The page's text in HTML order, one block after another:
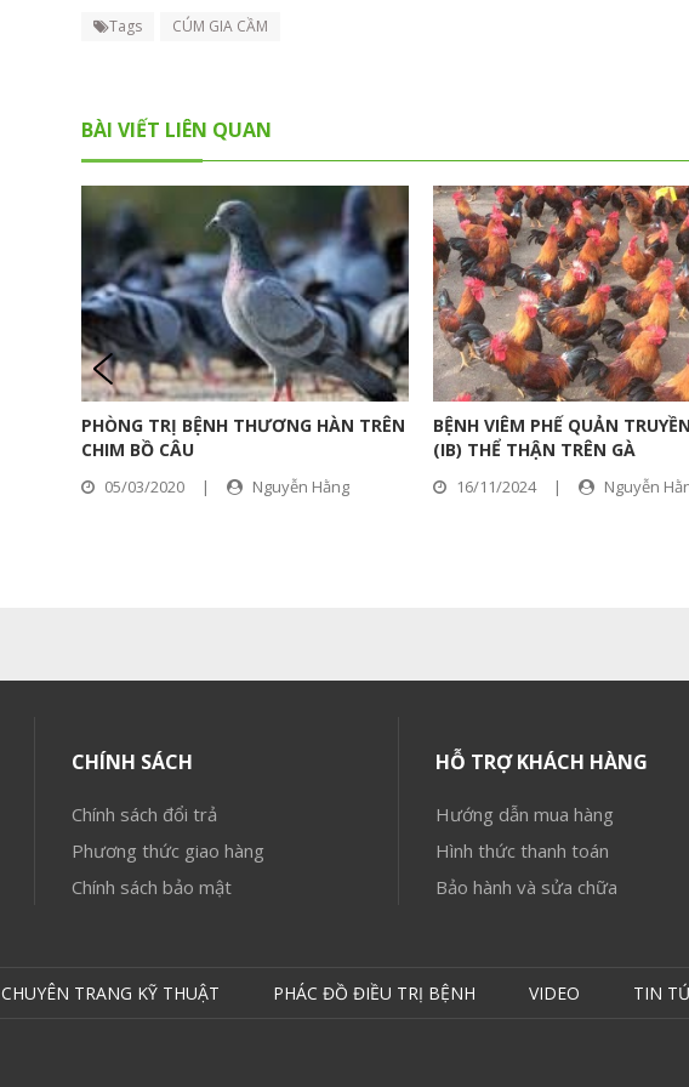
Tags CÚM GIA CẦM
BÀI VIẾT LIÊN QUAN
PHÒNG TRỊ BỆNH THƯƠNG HÀN TRÊN
CHIM BỒ CÂU
05/03/2020 | Nguyễn Hằng
BỆNH VIÊM PHẾ QUẢN
(IB) THỂ THẬN TRÊN GÀ
16/11/2024 | Nguyễn
CHÍNH SÁCH
Chính sách đổi trả
Phương thức giao hàng
Chính sách bảo mật
HỖ TRỢ KHÁCH HÀNG
Hướng dẫn mua hàng
Hình thức thanh toán
Bảo hành và sửa chữa
CHUYÊN TRANG KỸ THUẬT PHÁC ĐỒ ĐIỀU TRỊ BỆNH VIDEO TIN